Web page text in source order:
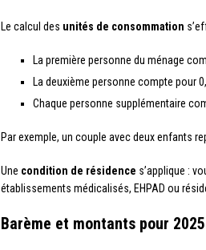
Le calcul des unités de consommation
La première personne du ménage
La deuxième personne compte pour
Chaque personne supplémentaire
Par exemple, un couple avec deux enfants
Une condition de résidence s’applique :
établissements médicalisés, EHPAD ou
Barème et montants pour 2025